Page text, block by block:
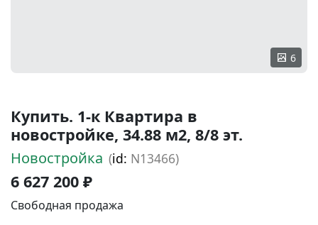
6
Купить. 1-к Квартира в
новостройке, 34.88 м2, 8/8 эт.
Новостройка (id: N13466)
6 627 200 ₽
Свободная продажа